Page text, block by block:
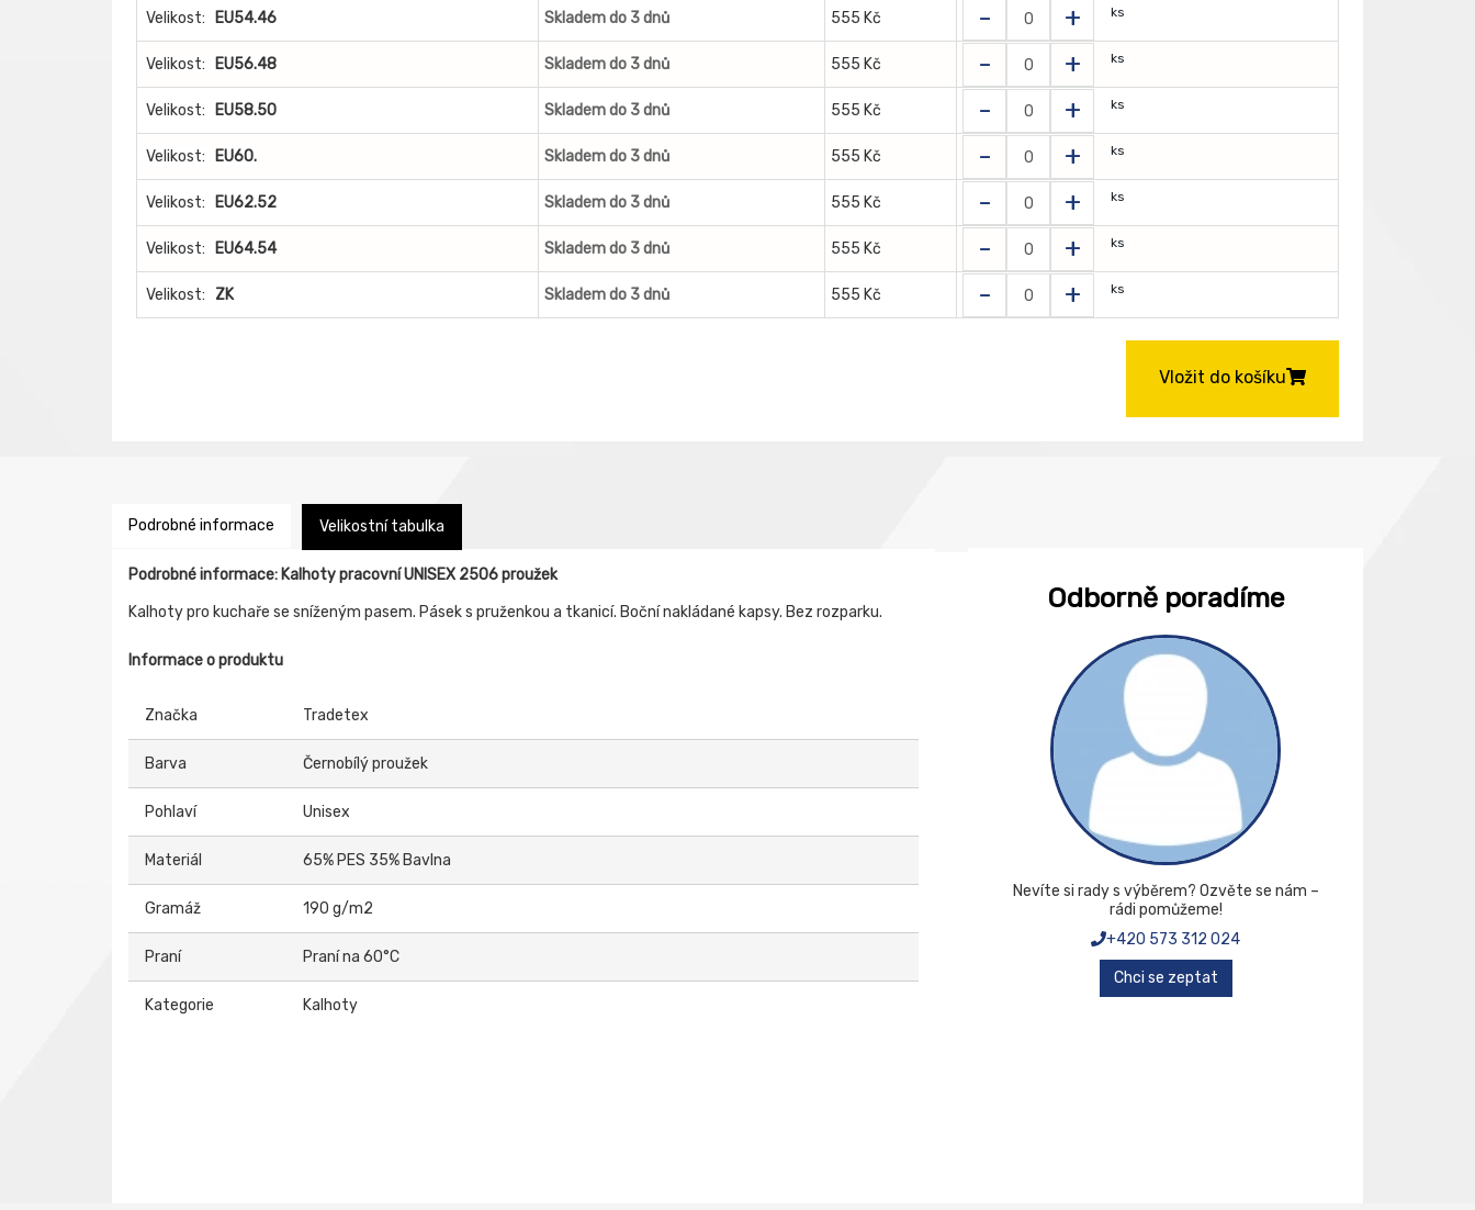
Velikost: EU54.46 Skladem do 3 dnů 555 Kč - + ks
Velikost: EU56.48 Skladem do 3 dnů 555 Kč - + ks
Velikost: EU58.50 Skladem do 3 dnů 555 Kč - + ks
Velikost: EU60. Skladem do 3 dnů 555 Kč - + ks
Velikost: EU62.52 Skladem do 3 dnů 555 Kč - + ks
Velikost: EU64.54 Skladem do 3 dnů 555 Kč - + ks
Velikost: ZK Skladem do 3 dnů 555 Kč - + ks
Vložit do košíku
Podrobné informace Velikostní tabulka
Podrobné informace: Kalhoty pracovní UNISEX 2506 proužek
Kalhoty pro kuchaře se sníženým pasem. Pásek s pruženkou a tkanicí. Boční nakládané kapsy. Bez rozparku.
Informace o produktu
Značka Tradetex
Barva Černobílý proužek
Pohlaví Unisex
Materiál 65% PES 35% Bavlna
Gramáž 190 g/m2
Praní Praní na 60°C
Kategorie Kalhoty
Odborně poradíme
Nevíte si rady s výběrem? Ozvěte se nám –
rádi pomůžeme!
+420 573 312 024
Chci se zeptat